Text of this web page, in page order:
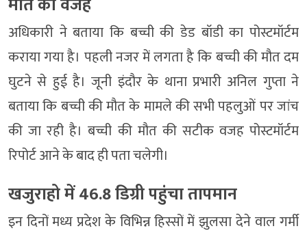
अधिकारी ने बताया कि बच्ची की डेड बॉडी का पोस्टमॉर्टम
कराया गया है। पहली नजर में लगता है कि बच्ची की मौत दम
घुटने से हुई है। जूनी इंदौर के थाना प्रभारी अनिल गुप्ता ने
बताया कि बच्ची की मौत के मामले की सभी पहलुओं पर जांच
की जा रही है। बच्ची की मौत की सटीक वजह पोस्टमॉर्टम
रिपोर्ट आने के बाद ही पता चलेगी।
खजुराहो में 46.8 डिग्री पहुंचा तापमान
इन दिनों मध्य प्रदेश के विभिन्न हिस्सों में झुलसा देने वाल गर्मी